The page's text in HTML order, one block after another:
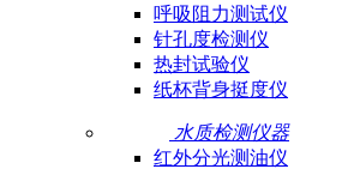
呼吸阻力测试仪
针孔度检测仪
热封试验仪
纸杯背身挺度仪
水质检测仪器
红外分光测油仪